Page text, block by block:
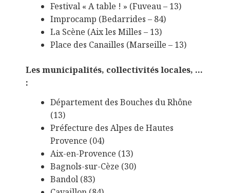
Festival « A table ! » (Fuveau – 13)
Improcamp (Bedarrides – 84)
La Scène (Aix les Milles – 13)
Place des Canailles (Marseille – 13)
Les municipalités, collectivités locales, …
:
Département des Bouches du Rhône
(13)
Préfecture des Alpes de Hautes
Provence (04)
Aix-en-Provence (13)
Bagnols-sur-Cèze (30)
Bandol (83)